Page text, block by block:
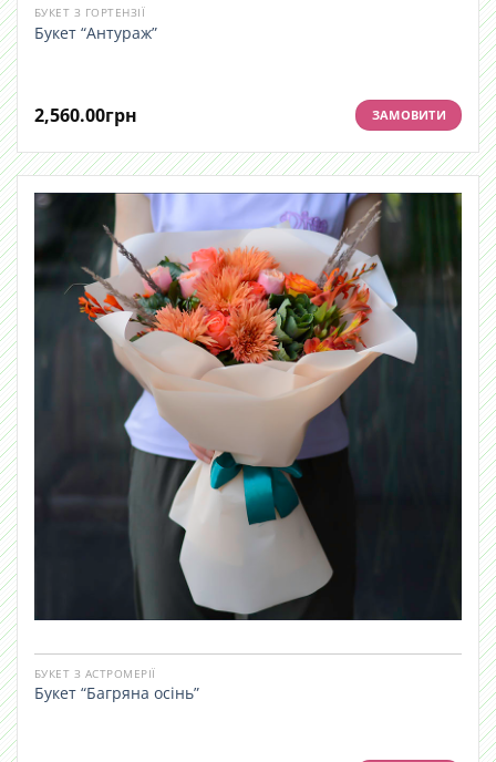
БУКЕТ З ГОРТЕНЗІЇ
Букет “Антураж”
2,560.00грн ЗАМОВИТИ
БУКЕТ З АСТРОМЕРІЇ
Букет “Багряна осінь”